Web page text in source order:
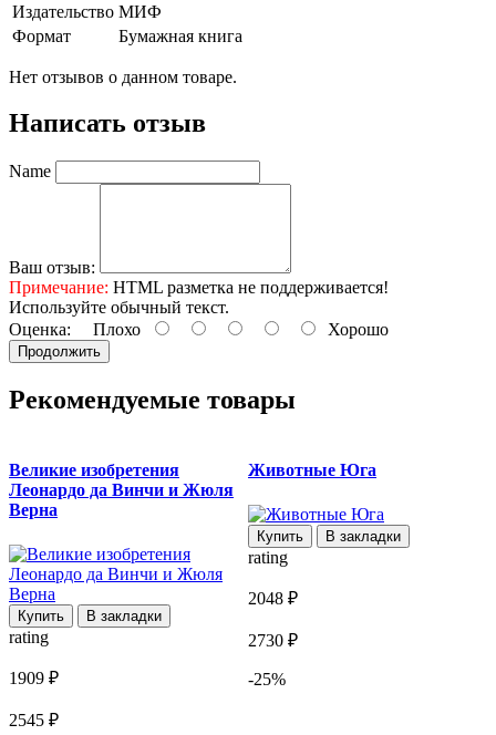
Издательство МИФ
Формат
Бумажная книга
Нет отзывов о данном товаре.
Написать отзыв
Name
Ваш отзыв:
Примечание: HTML разметка не поддерживается!
Используйте обычный текст.
Оценка: Плохо Хорошо
Продолжить
Рекомендуемые товары
Великие изобретения
Леонардо да Винчи и Жюля
Верна
Купить В закладки
rating
1909 ₽
2545 ₽
Животные Юга
Купить В закладки
rating
2048 ₽
2730 ₽
-25%